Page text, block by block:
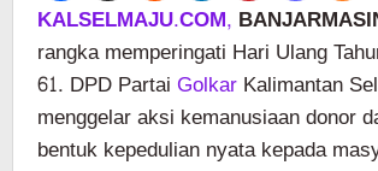
KALSELMAJU.COM,
rangka memperingati Hari Ulang
61. DPD PartaiGolkarKalimantan
menggelar aksi kemanusiaan donor
bentuk kepedulian nyata kepada